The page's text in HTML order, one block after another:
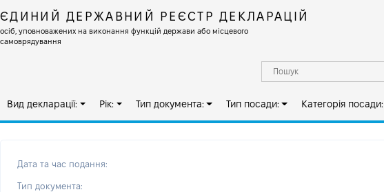
ЄДИНИЙ ДЕРЖАВНИЙ РЕЄСТР ДЕКЛАРАЦІЙ
осіб, уповноважених на виконання функцій держави або місцевого
самоврядування
Вид декларації: Рік: Тип документа: Тип посади: Категорія посади:
Дата та час подання:
Тип документа: